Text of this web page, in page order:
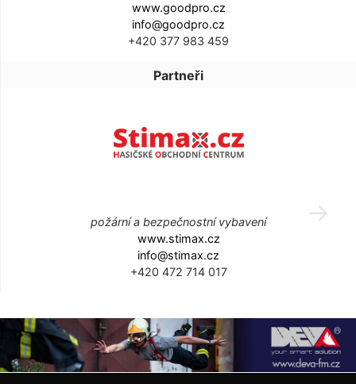
www.goodpro.cz
info@goodpro.cz
+420 377 983 459
Partneři
požární a bezpečnostní vybavení
www.stimax.cz
info@stimax.cz
+420 472 714 017